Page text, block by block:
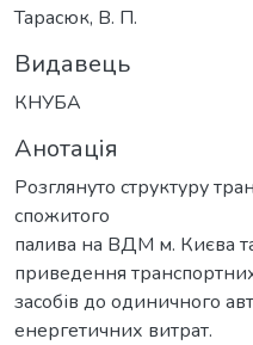
Тарасюк, В. П.
Видавець
КНУБА
Анотація
Розглянуто структуру
спожитого
палива на ВДМ м. Києва
приведення
засобів до одиничного
енергетичних витрат.